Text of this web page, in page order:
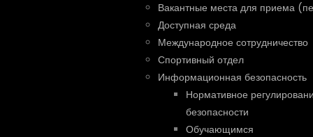
Вакантные места для приема
Доступная среда
Международное сотрудничество
Спортивный отдел
Информационная безопасность
Нормативное
безопасности
Обучающимся